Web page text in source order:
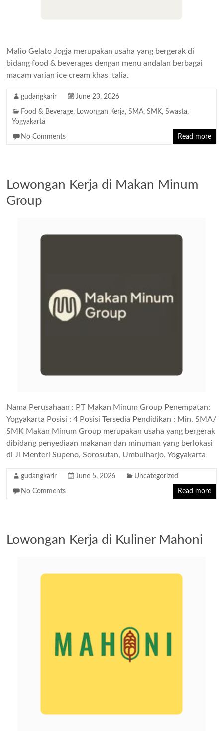
Malio Gelato Jogja merupakan usaha yang bergerak di
bidang food & beverages dengan menu andalan berbagai
macam varian ice cream khas italia.
gudangkarir June 23, 2026
Food & Beverage, Lowongan Kerja,SMA,SMK,Swasta,
Yogyakarta
No Comments Read more
Lowongan Kerja di Makan Minum
Group
Nama Perusahaan : PT Makan Minum Group Penempatan:
Yogyakarta Posisi : 4 Posisi Tersedia Pendidikan : Min. SMA/
SMK Makan Minum Group merupakan usaha yang bergerak
dibidang penyediaan makanan dan minuman yang berlokasi
di Jl Menteri Supeno, Sorosutan, Umbulharjo, Yogyakarta
gudangkarir June 5, 2026 Uncategorized
No Comments Read more
Lowongan Kerja di Kuliner Mahoni